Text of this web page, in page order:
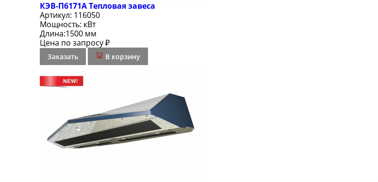
КЭВ-П6171А Тепловая завеса
Артикул: 116050
Мощность: кВт
Длина:1500 мм
Цена по запросу ₽
Заказать В корзину